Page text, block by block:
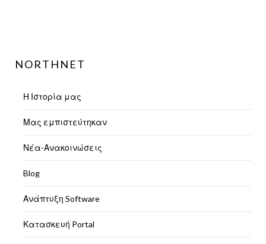
NORTHNET
Η Ιστορία μας
Μας εμπιστεύτηκαν
Νέα-Ανακοινώσεις
Blog
Ανάπτυξη Software
Κατασκευή Portal